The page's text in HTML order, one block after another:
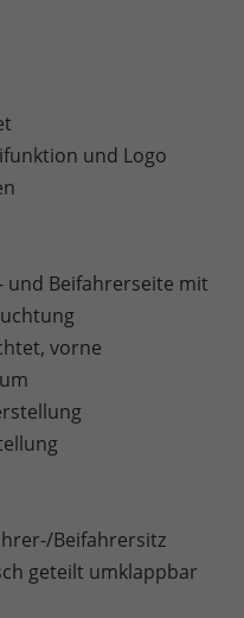
und Logo
und Beifahrerseite mit
vorne
Beifahrersitz
geteilt umklappbar